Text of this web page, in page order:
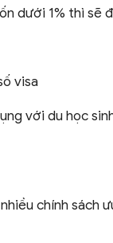
dưới 1% thì sẽ
visa
với du học
chính sách